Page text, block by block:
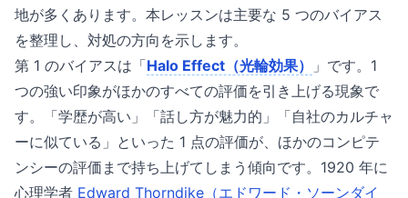
地が多くあります。本レッスンは主要な 5 つのバイアス
を整理し、対処の方向を示します。
第 1 のバイアスは「Halo Effect（光輪効果）
」です。1
つの強い印象がほかのすべての評価を引き上げる現象で
す。「学歴が高い」「話し方が魅力的」「自社のカルチャ
ーに似ている」といった 1 点の評価が、ほかのコンピテ
ンシーの評価まで持ち上げてしまう傾向です。1920 年に
心理学者 Edward Thorndike（エドワード・ソーンダイ